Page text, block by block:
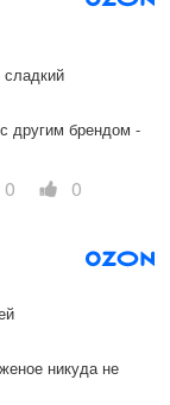
другим брендом -
0 0
никуда не